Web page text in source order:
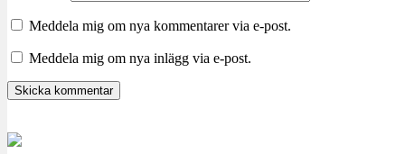
Meddela mig om nya kommentarer via e-post.
Meddela mig om nya inlägg via e-post.